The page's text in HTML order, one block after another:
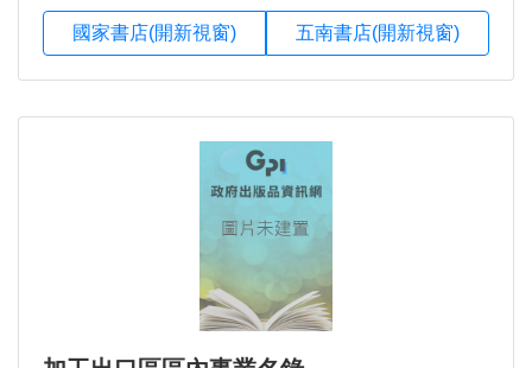
國家書店(開新視窗) 五南書店(開新視窗)